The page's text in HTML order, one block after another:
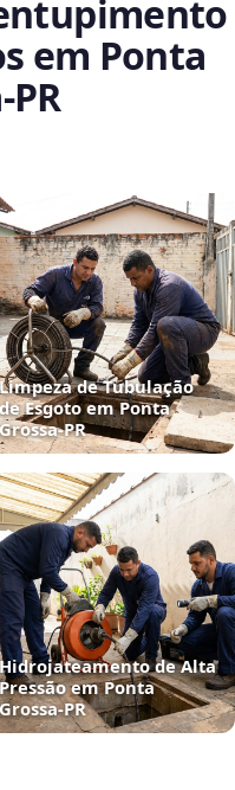
em Ponta
Limpeza de Tubulação
de Esgoto em Ponta
Grossa‑PR
Hidrojateamento de Alta
Pressão em Ponta
Grossa‑PR